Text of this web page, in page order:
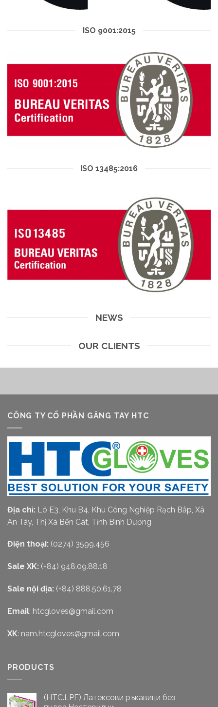
ISO 9001:2015
ISO 13485:2016
NEWS
OUR CLIENTS
CÔNG TY CỔ PHẦN GĂNG TAY HTC
Địa chỉ: Lô E3, Khu B4, Khu Công Nghiệp Rạch Bắp, Xã
An Tây, Thị Xã Bến Cát, Tỉnh Bình Dương
Điện thoại: (0274) 3599.456
Sale XK: (+84) 948.09.88.18
Sale nội địa: (+84) 888.50.61.78
Email: htcgloves@gmail.com
XK: nam.htcgloves@gmail.com
PRODUCTS
(HTC.LPF) Латексови ръкавици без